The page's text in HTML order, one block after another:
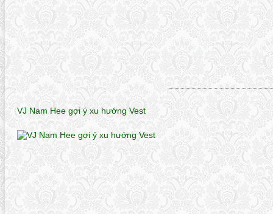
VJ Nam Hee gợi ý xu hướng Vest